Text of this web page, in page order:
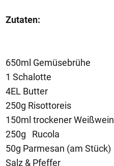
Zutaten:
650ml Gemüsebrühe
1 Schalotte
4EL Butter
250g Risottoreis
150ml trockener Weißwein
250g Rucola
50g Parmesan (am Stück)
Salz & Pfeffer